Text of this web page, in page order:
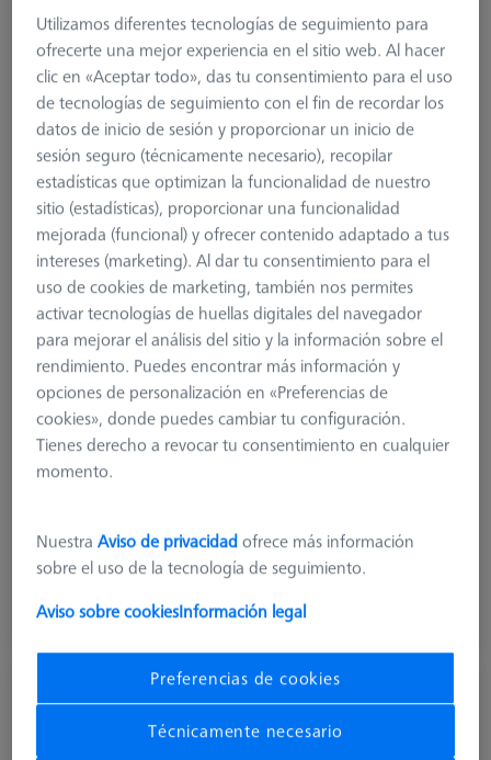
Measuring System Type
RDS
Product Type
192,50 €
MSR 2.0 Base Column Z800
Utilizamos diferentes tecnologías de seguimiento para
ofrecerte una mejor experiencia en el sitio web. Al hacer
clic en «Aceptar todo», das tu consentimiento para el uso
de tecnologías de seguimiento con el fin de recordar los
datos de inicio de sesión y proporcionar un inicio de
sesión seguro (técnicamente necesario), recopilar
estadísticas que optimizan la funcionalidad de nuestro
sitio (estadísticas), proporcionar una funcionalidad
mejorada (funcional) y ofrecer contenido adaptado a tus
intereses (marketing). Al dar tu consentimiento para el
uso de cookies de marketing, también nos permites
activar tecnologías de huellas digitales del navegador
para mejorar el análisis del sitio y la información sobre el
rendimiento. Puedes encontrar más información y
opciones de personalización en «Preferencias de
cookies», donde puedes cambiar tu configuración.
Tienes derecho a revocar tu consentimiento en cualquier
momento.
NuestraAviso de privacidadofrece más información
sobre el uso de la tecnología de seguimiento.
Aviso sobre cookiesInformación legal
Preferencias de cookies
Técnicamente necesario